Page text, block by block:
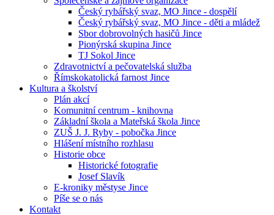
Český rybářský svaz, MO Jince - dospělí
Český rybářský svaz, MO Jince - děti a mládež
Sbor dobrovolných hasičů Jince
Pionýrská skupina Jince
TJ Sokol Jince
Zdravotnictví a pečovatelská služba
Římskokatolická farnost Jince
Kultura a školství
Plán akcí
Komunitní centrum - knihovna
Základní škola a Mateřská škola Jince
ZUŠ J. J. Ryby - pobočka Jince
Hlášení místního rozhlasu
Historie obce
Historické fotografie
Josef Slavík
E-kroniky městyse Jince
Píše se o nás
Kontakt